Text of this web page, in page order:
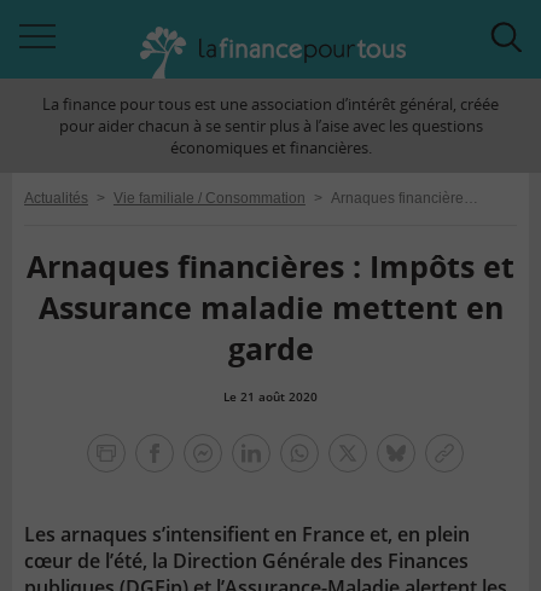
àLa finance pour tous est une association d’intérêt général, créée
pour aider chacun à se sentir plus à l’aise avec les questions
économiques et financières.
Actualités > Vie familiale / Consommation > Arnaques financières : Impôts et Assurance maladie mettent en garde
Arnaques financières : Impôts et
Assurance maladie mettent en
garde
Le 21 août 2020
Les arnaques s’intensifient en France et, en plein
cœur de l’été, la Direction Générale des Finances